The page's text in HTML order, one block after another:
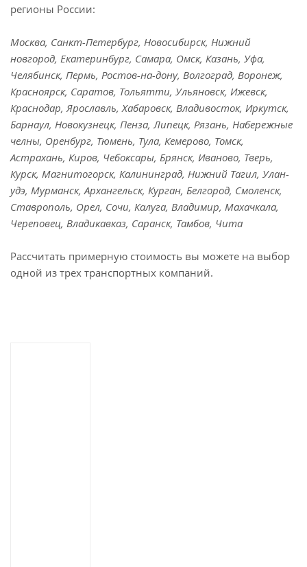
регионы России:
Москва, Санкт-Петербург, Новосибирск, Нижний
новгород, Екатеринбург, Самара, Омск, Казань, Уфа,
Челябинск, Пермь, Ростов-на-дону, Волгоград, Воронеж,
Красноярск, Саратов, Тольятти, Ульяновск, Ижевск,
Краснодар, Ярославль, Хабаровск, Владивосток, Иркутск,
Барнаул, Новокузнецк, Пенза, Липецк, Рязань, Набережные
челны, Оренбург, Тюмень, Тула, Кемерово, Томск,
Астрахань, Киров, Чебоксары, Брянск, Иваново, Тверь,
Курск, Магнитогорск, Калининград, Нижний Тагил, Улан-
удэ, Мурманск, Архангельск, Курган, Белгород, Смоленск,
Ставрополь, Орел, Сочи, Калуга, Владимир, Махачкала,
Череповец, Владикавказ, Саранск, Тамбов, Чита
Рассчитать примерную стоимость вы можете на выбор
одной из трех транспортных компаний.